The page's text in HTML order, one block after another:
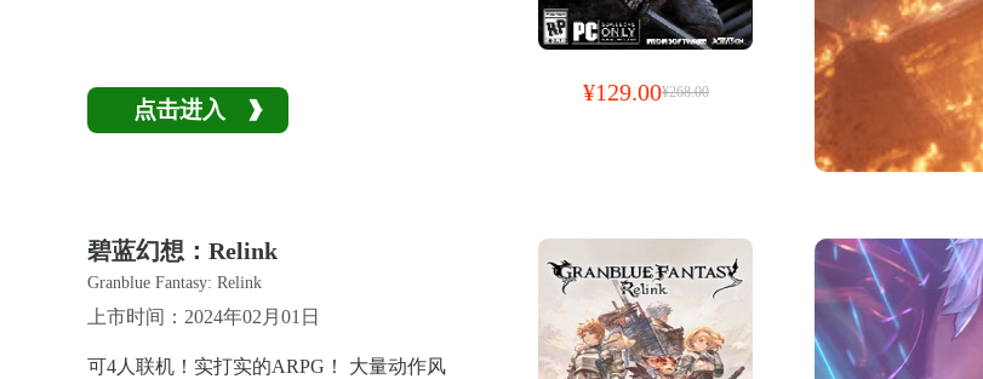
点击进入
¥129.00¥268.00
碧蓝幻想：Relink
Granblue Fantasy: Relink
上市时间：2024年02月01日
可4人联机！实打实的ARPG！ 大量动作风